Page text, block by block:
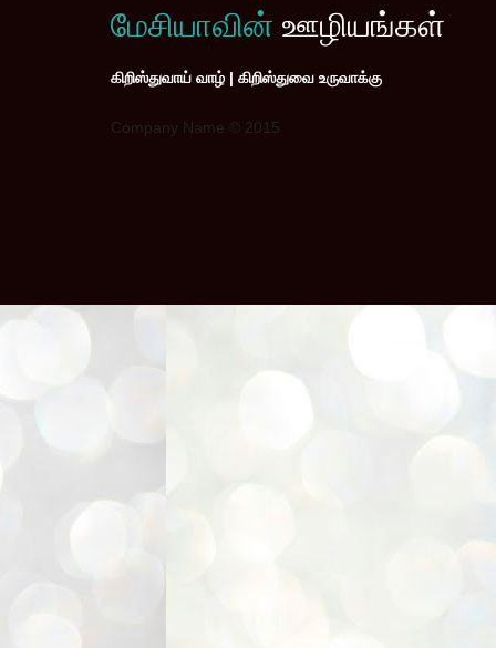
மேசியாவின் ஊழியங்கள்
கிறிஸ்துவாய் வாழ் | கிறிஸ்துவை உருவாக்கு
Company Name © 2015